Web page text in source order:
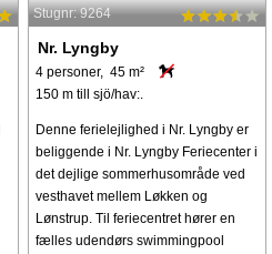
Stugnr: 9264
Nr. Lyngby
4 personer, 45 m²
150 m till sjö/hav:.
Denne ferielejlighed i Nr. Lyngby er
beliggende i Nr. Lyngby Feriecenter i
det dejlige sommerhusområde ved
vesthavet mellem Løkken og
Lønstrup. Til feriecentret hører en
fælles udendørs swimmingpool